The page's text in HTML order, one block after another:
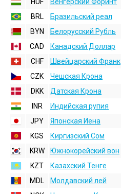
BRL
Бразильский реал
BYN
Белорусский Рубль
CAD
Канадский Доллар
CHF
Швейцарский Франк
CZK
Чешская Крона
DKK
Датская Крона
INR
Индийская pупия
JPY
Японская Иена
KGS
Киргизский Сом
KRW
Южнокорейский вон
KZT
Казахский Тенге
MDL
Молдавский лей